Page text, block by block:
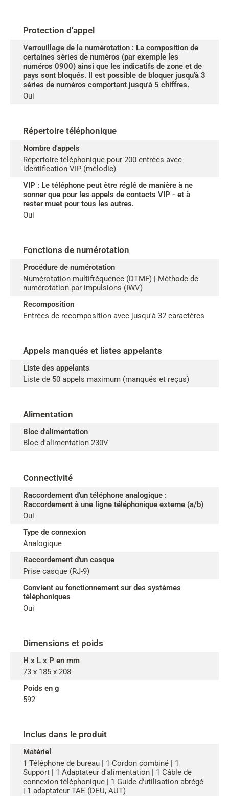
Protection d'appel
Verrouillage de la numérotation : La composition de
certaines séries de numéros (par exemple les
numéros 0900) ainsi que les indicatifs de zone et de
pays sont bloqués. Il est possible de bloquer jusqu'à 3
séries de numéros comportant jusqu'à 5 chiffres.
Oui
Répertoire téléphonique
Nombre d'appels
Répertoire téléphonique pour 200 entrées avec
identification VIP (mélodie)
VIP : Le téléphone peut être réglé de manière à ne
sonner que pour les appels de contacts VIP - et à
rester muet pour tous les autres.
Oui
Fonctions de numérotation
Procédure de numérotation
Numérotation multifréquence (DTMF) | Méthode de
numérotation par impulsions (IWV)
Recomposition
Entrées de recomposition avec jusqu'à 32 caractères
Appels manqués et listes appelants
Liste des appelants
Liste de 50 appels maximum (manqués et reçus)
Alimentation
Bloc d'alimentation
Bloc d'alimentation 230V
Connectivité
Raccordement d'un téléphone analogique :
Raccordement à une ligne téléphonique externe (a/b)
Oui
Type de connexion
Analogique
Raccordement d'un casque
Prise casque (RJ-9)
Convient au fonctionnement sur des systèmes
téléphoniques
Oui
Dimensions et poids
H x L x P en mm
73 x 185 x 208
Poids en g
592
Inclus dans le produit
Matériel
1 Téléphone de bureau | 1 Cordon combiné | 1
Support | 1 Adaptateur d'alimentation | 1 Câble de
connexion téléphonique | 1 Guide d'utilisation abrégé
| 1 adaptateur TAE (DEU, AUT)